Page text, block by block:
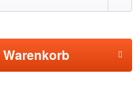
Warenkorb